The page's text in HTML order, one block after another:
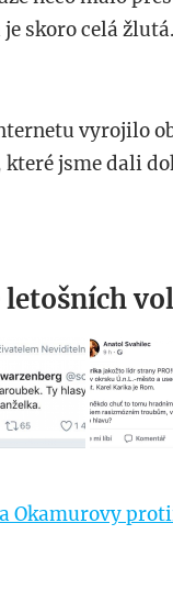
skoro celá
vyrojilo
jsme dali
Okamurovy